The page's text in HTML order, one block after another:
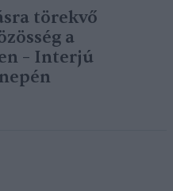
törekvő
a
– Interjú